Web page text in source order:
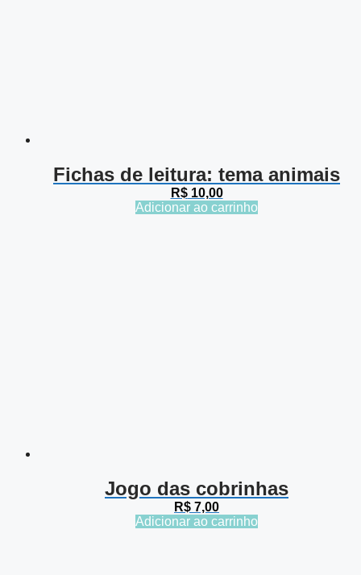
Fichas de leitura: tema animais
R$10,00
Adicionar ao carrinho
Jogo das cobrinhas
R$ 7,00
Adicionar ao carrinho